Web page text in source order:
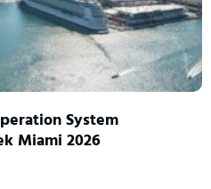
System
Miami 2026